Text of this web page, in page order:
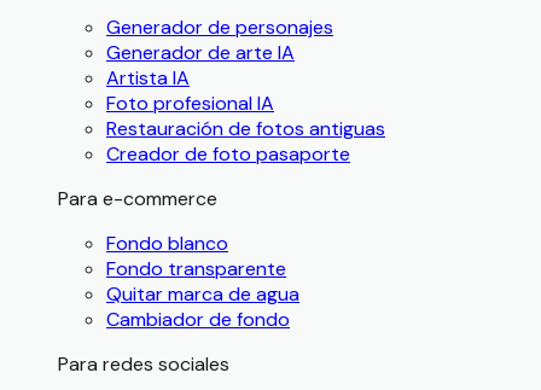
Generador de personajes
Generador de arte IA
Artista IA
Foto profesional IA
Restauración de fotos antiguas
Creador de foto pasaporte
Para e-commerce
Fondo blanco
Fondo transparente
Quitar marca de agua
Cambiador de fondo
Para redes sociales